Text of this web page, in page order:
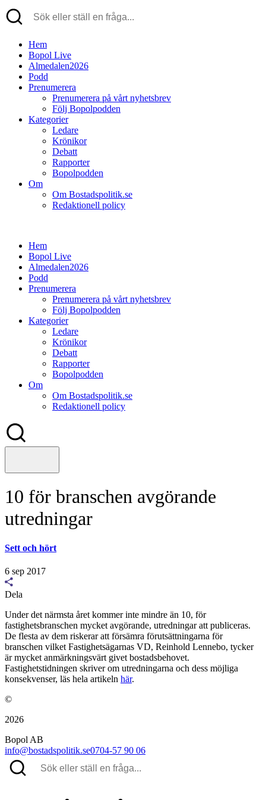
Hem
Bopol Live
Almedalen2026
Podd
Prenumerera
Prenumerera på vårt nyhetsbrev
Följ Bopolpodden
Kategorier
Ledare
Krönikor
Debatt
Rapporter
Bopolpodden
Om
Om Bostadspolitik.se
Redaktionell policy
Hem
Bopol Live
Almedalen2026
Podd
Prenumerera
Prenumerera på vårt nyhetsbrev
Följ Bopolpodden
Kategorier
Ledare
Krönikor
Debatt
Rapporter
Bopolpodden
Om
Om Bostadspolitik.se
Redaktionell policy
10 för branschen avgörande
utredningar
Sett och hört
6 sep 2017
Dela
Under det närmsta året kommer inte mindre än 10, för
fastighetsbranschen mycket avgörande, utredningar att publiceras.
De flesta av dem riskerar att försämra förutsättningarna för
branschen vilket Fastighetsägarnas VD, Reinhold Lennebo, tycker
är mycket anmärkningsvärt givet bostadsbehovet.
Fastighetstidningen skriver om utredningarna och dess möjliga
konsekvenser, läs hela artikeln här.
©
2026
Bopol AB
info@bostadspolitik.se0704-57 90 06